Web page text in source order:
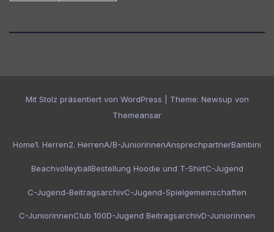
Mit Stolz präsentiert von WordPress Theme: Newsup von
Themeansar
Home1. Herren2. HerrenA/B-JuniorinnenAnsprechpartnerBambini
BeachvolleyballBestellung Hoodie und T-ShirtC-Jugend
C-Jugend-BeitragsarchivC-Jugend-Spielgemeinschaften
C-JuniorinnenClub 100D-Jugend BeitragsarchivD-Juniorinnen